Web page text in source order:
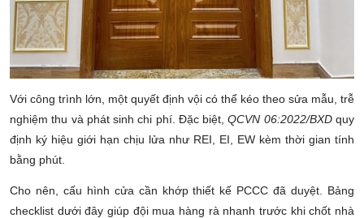
Với công trình lớn, một quyết định vội có thể kéo theo sửa mẫu, trễ
nghiệm thu và phát sinh chi phí. Đặc biệt,QCVN 06:2022/BXDquy
định ký hiệu giới hạn chịu lửa như REI, EI, EW kèm thời gian tính
bằng phút.
Cho nên, cấu hình cửa cần khớp thiết kế PCCC đã duyệt. Bảng
checklist dưới đây giúp đội mua hàng rà nhanh trước khi chốt nhà